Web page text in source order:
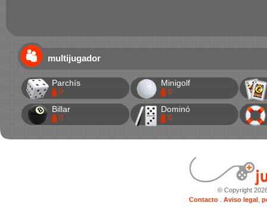
multijugador
Parchís
0
Billar
0
Minigolf
0
Dominó
0
© Copyright
Contacto
Aviso legal